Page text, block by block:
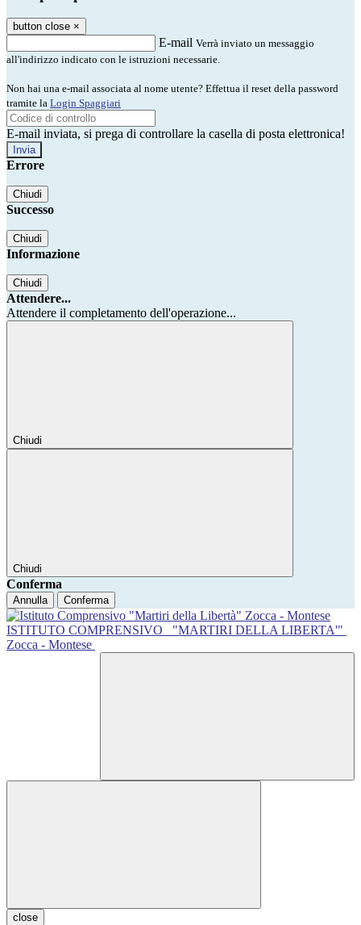
button close ×
E-mail Verrà inviato un messaggio
all'indirizzo indicato con le istruzioni necessarie.
Non hai una e-mail associata al nome utente? Effettua il reset della password
tramite la Login Spaggiari
E-mail inviata, si prega di controllare la casella di posta elettronica!
Errore
Chiudi
Successo
Chiudi
Informazione
Chiudi
Attendere...
Attendere il completamento dell'operazione...
Chiudi
Chiudi
Conferma
Annulla Conferma
ISTITUTO COMPRENSIVO
"MARTIRI DELLA LIBERTA'"
Zocca - Montese
close